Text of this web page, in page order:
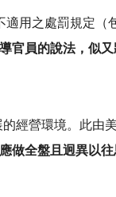
用之處罰規定（
官員的說法，似
經營環境。此由
做全盤且迥異以